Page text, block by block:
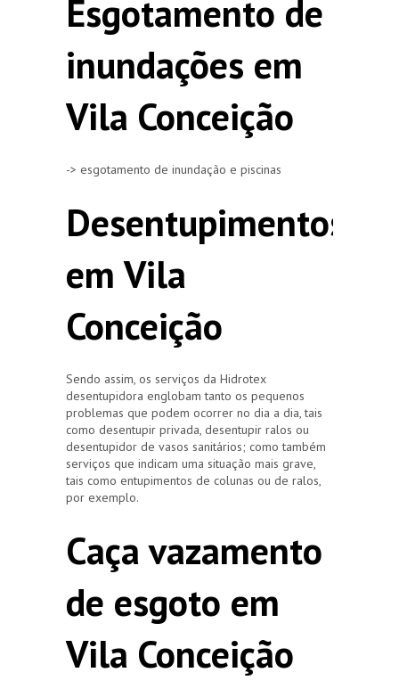
Esgotamento de
inundações em
Vila Conceição
-> esgotamento de inundação e piscinas
Desentupimentos
em Vila
Conceição
Sendo assim, os serviços da Hidrotex
desentupidora englobam tanto os pequenos
problemas que podem ocorrer no dia a dia, tais
como desentupir privada, desentupir ralos ou
desentupidor de vasos sanitários; como também
serviços que indicam uma situação mais grave,
tais como entupimentos de colunas ou de ralos,
por exemplo.
Caça vazamento
de esgoto em
Vila Conceição